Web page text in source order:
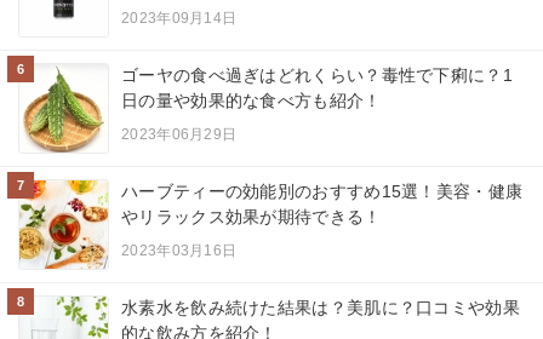
2023年09月14日
6
ゴーヤの食べ過ぎはどれくらい？毒性で下痢に？1
日の量や効果的な食べ方も紹介！
2023年06月29日
7
ハーブティーの効能別のおすすめ15選！美容・健康
やリラックス効果が期待できる！
2023年03月16日
8
水素水を飲み続けた結果は？美肌に？口コミや効果
的な飲み方を紹介！